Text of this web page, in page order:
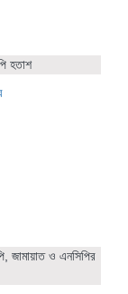
হতাশ
জামায়াত ও এনসিপির